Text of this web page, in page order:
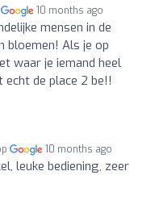
10 months ago
mensen in de
bloemen! Als je op
waar je iemand heel
echt de place 2 be!!
10 months ago
leuke bediening, zeer